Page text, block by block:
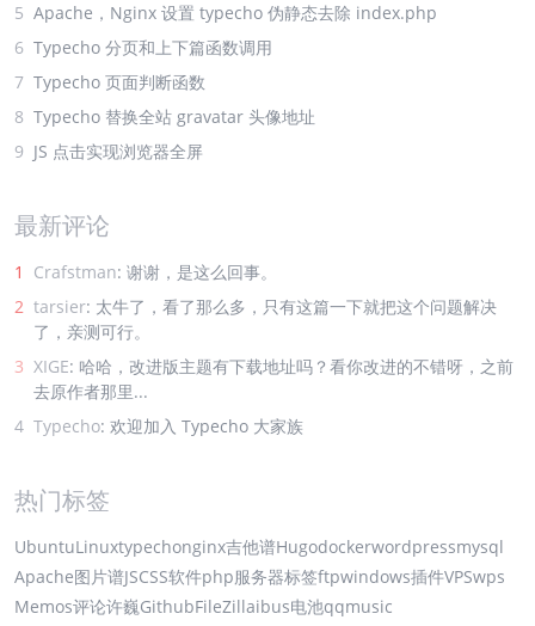
5 Apache，Nginx 设置 typecho 伪静态去除 index.php
6 Typecho 分页和上下篇函数调用
7 Typecho 页面判断函数
8 Typecho 替换全站 gravatar 头像地址
9 JS 点击实现浏览器全屏
最新评论
1 Crafstman: 谢谢，是这么回事。
2 tarsier: 太牛了，看了那么多，只有这篇一下就把这个问题解决
了，亲测可行。
3 XIGE: 哈哈，改进版主题有下载地址吗？看你改进的不错呀，之前
去原作者那里...
4 Typecho: 欢迎加入 Typecho 大家族
热门标签
UbuntuLinuxtypechonginx吉他谱Hugodockerwordpressmysql
Apache图片谱JSCSS软件php服务器标签ftpwindows插件VPSwps
Memos评论许巍GithubFileZillaibus电池qqmusic